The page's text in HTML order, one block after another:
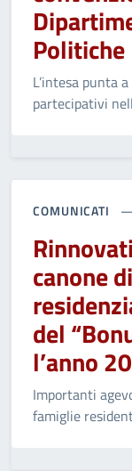
Politiche
L’intesa punta
partecipativi
COMUNICATI
canone
del
l’anno
Importanti
famiglie